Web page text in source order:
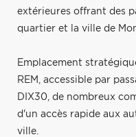
extérieures offrant des
quartier et la ville de
Emplacement
REM, accessible par
DIX30, de nombreux
d'un accès rapide aux
ville.